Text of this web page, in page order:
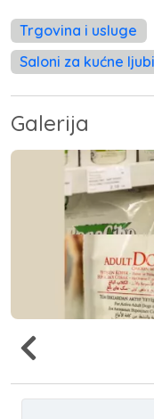
Trgovina i usluge
Saloni za kućne
Galerija